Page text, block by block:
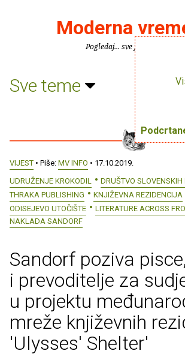
Moderna
Pogledaj... sve je puno knjiga.
Sve teme
VIJEST • Piše: MV INFO • 17.10.2019.
UDRUŽENJE KROKODIL
DRUŠTVO SLOVENSKIH
THRAKA PUBLISHING
KNJIŽEVNA REZIDENCIJA
ODISEJEVO UTOČIŠTE
LITERATURE ACROSS
NAKLADA SANDORF
Sandorf poziva
i prevoditelje za
u projektu
mreže književnih
'Ulysses' Shelter'